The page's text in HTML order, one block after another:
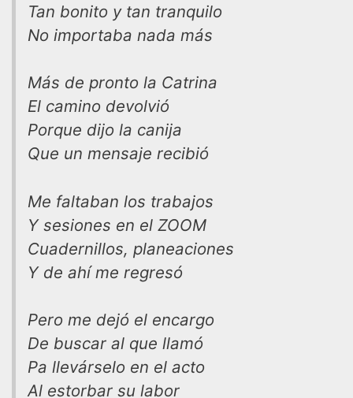
Tan bonito y tan tranquilo
No importaba nada más
Más de pronto la Catrina
El camino devolvió
Porque dijo la canija
Que un mensaje recibió
Me faltaban los trabajos
Y sesiones en el ZOOM
Cuadernillos, planeaciones
Y de ahí me regresó
Pero me dejó el encargo
De buscar al que llamó
Pa llevárselo en el acto
Al estorbar su labor